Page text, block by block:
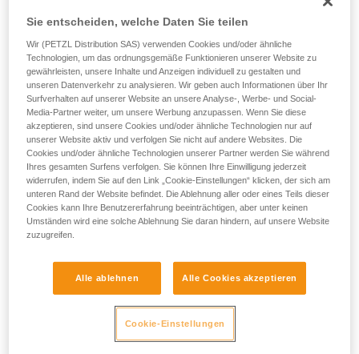
ERGONOMIE
Vorteile:
• Schnelles und einfaches Öffnen.
• Schnelle automatische Verriegelung.
Nachteile:
• Die Hülse muss bei jedem Öffnen entriegelt werden.
• Um ein Gerät in den Karabiner einzuhängen, werden beide
SICHERHEIT
Sie entscheiden, welche Daten Sie teilen
Wir (PETZL Distribution SAS) verwenden Cookies und/oder ähnliche
Technologien, um das ordnungsgemäße Funktionieren unserer Website zu
gewährleisten, unsere Inhalte und Anzeigen individuell zu gestalten und
unseren Datenverkehr zu analysieren. Wir geben auch Informationen über Ihr
Surfverhalten auf unserer Website an unsere Analyse-, Werbe- und Social-
Media-Partner weiter, um unsere Werbung anzupassen. Wenn Sie diese
akzeptieren, sind unsere Cookies und/oder ähnliche Technologien nur auf
unserer Website aktiv und verfolgen Sie nicht auf andere Websites. Die
Cookies und/oder ähnliche Technologien unserer Partner werden Sie während
Ihres gesamten Surfens verfolgen. Sie können Ihre Einwilligung jederzeit
widerrufen, indem Sie auf den Link „Cookie-Einstellungen“ klicken, der sich am
unteren Rand der Website befindet. Die Ablehnung aller oder eines Teils dieser
Cookies kann Ihre Benutzererfahrung beeinträchtigen, aber unter keinen
Umständen wird eine solche Ablehnung Sie daran hindern, auf unsere Website
zuzugreifen.
Alle ablehnen Alle Cookies akzeptieren
Cookie-Einstellungen